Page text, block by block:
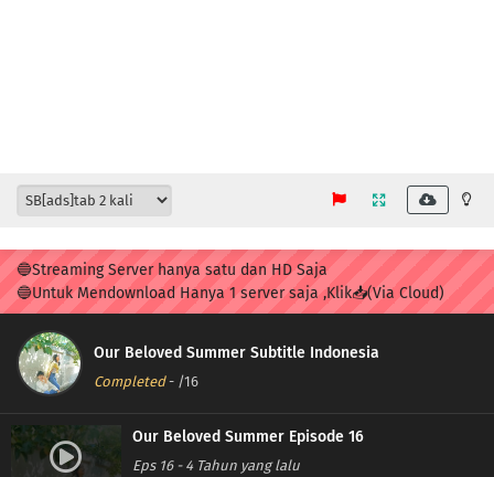
🔵Streaming Server hanya satu dan HD Saja
🔵Untuk Mendownload Hanya 1 server saja ,Klik📥(Via Cloud)
Our Beloved Summer Subtitle Indonesia
Completed- /16
Our Beloved Summer Episode 16
Eps 16- 4 Tahun yang lalu